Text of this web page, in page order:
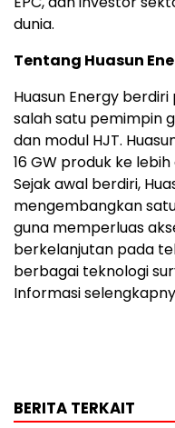
dunia.
Tentang Huasun
Huasun Energy
salah satu pemimpin
dan modul HJT.
16 GW produk ke
Sejak awal berdiri,
mengembangkan
guna memperluas
berkelanjutan pada
berbagai teknologi
Informasi
BERITA TERKAIT